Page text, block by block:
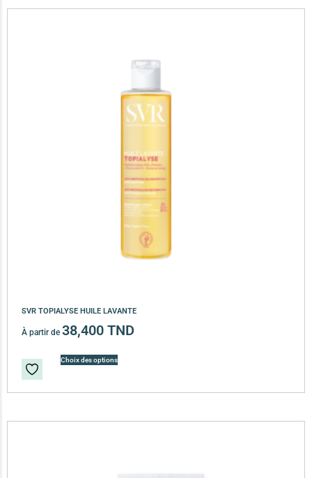
SVR TOPIALYSE HUILE LAVANTE
À partir de 38,400 TND
Choix des options